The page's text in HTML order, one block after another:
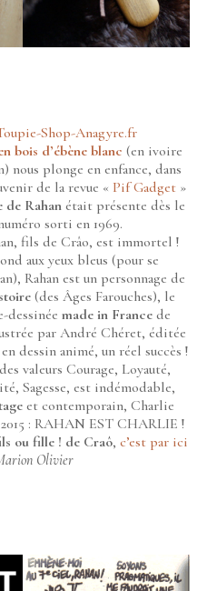
Shop-Anagyre.fr
bois d’ébène blanc (en ivoire
nous plonge en enfance, dans
de la revue « Pif Gadget »
de Rahanétait présente dès le
sorti en 1969.
fils de Crâo, est immortel !
aux yeux bleus (pour se
Rahan est un personnage de
(des Âges Farouches), le
dessinée made in France de
par André Chéret, éditée
dessin animé, un réel succès !
valeurs Courage, Loyauté,
Sagesse, est indémodable,
et contemporain, Charlie
: RAHAN EST CHARLIE !
ou fille ! de Craô, c’est par ici
Olivier